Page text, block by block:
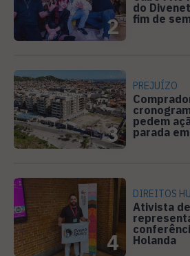
2
do
fim de
3
PREJUÍZO
pedem
parada
4
DIREITOS
Ativista
Holanda